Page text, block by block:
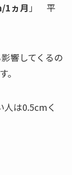
1ヵ月 」 平
響してくるの
。
は0.5cmく